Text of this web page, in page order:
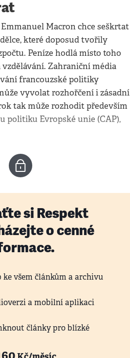
Macron chce seškrtat
které doposud tvořily
Peníze hodlá místo toho
Zahraniční média
francouzské politiky
vyvolat rozhořčení i zásadní
tak může rozhodit především
politiku Evropské unie (CAP),
si Respekt
o cenné
všem článkům a archivu
a mobilní aplikaci
články pro blízké